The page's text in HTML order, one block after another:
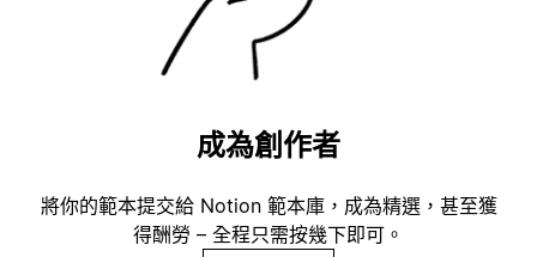
成為創作者
將你的範本提交給 Notion 範本庫，成為精選，甚至獲
得酬勞 – 全程只需按幾下即可。